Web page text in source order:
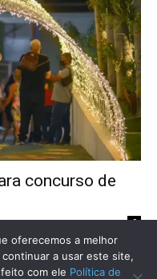
concurso de
0
oferecemos a melhor
a usar este site,
com ele Política de